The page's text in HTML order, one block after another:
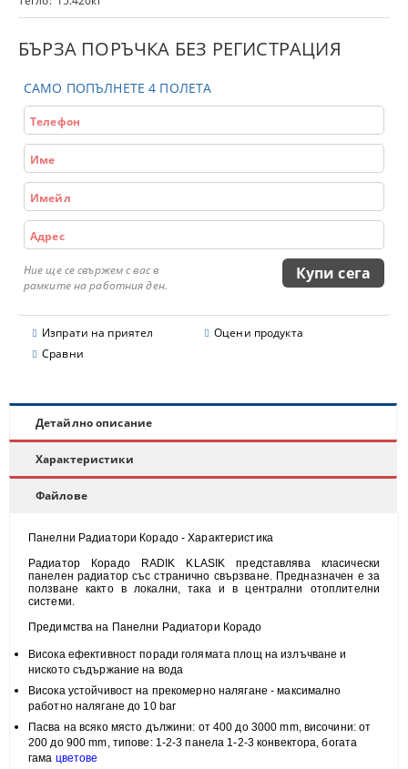
БЪРЗА ПОРЪЧКА БЕЗ РЕГИСТРАЦИЯ
САМО ПОПЪЛНЕТЕ 4 ПОЛЕТА
Ние ще се свържем с вас в
рамките на работния ден.
Изпрати на приятел
Оцени продукта
Сравни
Детайлно описание
Характеристики
Файлове
Панелни Радиатори Корадо - Характеристика
Радиатор Корадо RADIK KLASIK представлява класически
панелен радиатор със странично свързване. Предназначен е за
ползване както в локални, така и в централни отоплителни
системи.
Предимства на Панелни Радиатори Корадо
Висока ефективност поради голямата площ на излъчване и
ниското съдържание на вода
Висока устойчивост на прекомерно налягане - максимално
работно налягане до 10 bar
Пасва на всяко място дължини: от 400 до 3000 mm, височини:от
200 до 900 mm, типове:1-2-3 панела 1-2-3 конвектора, богата
гама цветове